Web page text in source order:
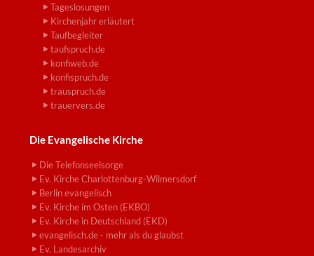
Tageslosungen
Kirchenjahr erläutert
Taufbegleiter
taufspruch.de
konfiweb.de
konfispruch.de
trauspruch.de
trauervers.de
Die Evangelische Kirche
Die Telefonseelsorge
Ev. Kirche Charlottenburg-Wilmersdorf
Berlin evangelisch
Ev. Kirche im Osten (EKBO)
Ev. Kirche in Deutschland (EKD)
evangelisch.de - mehr als du glaubst
Ev. Landesarchiv